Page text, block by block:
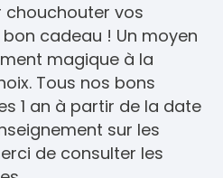
chouchouter vos
cadeau ! Un moyen
magique à la
Tous nos bons
1 an à partir de la date
sur les
de consulter les